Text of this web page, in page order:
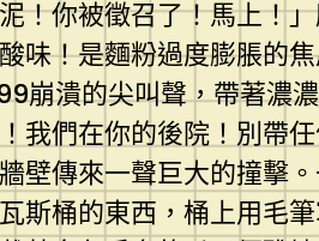
！你被徵召了！馬上！
味！是麵粉過度膨脹的
崩潰的尖叫聲，帶著濃濃
我們在你的後院！別帶
壁傳來一聲巨大的撞擊
斯桶的東西，桶上用